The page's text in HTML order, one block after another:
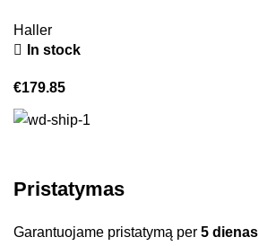
Haller
In stock
€179.85
Pristatymas
Garantuojame pristatymą per5 dienas